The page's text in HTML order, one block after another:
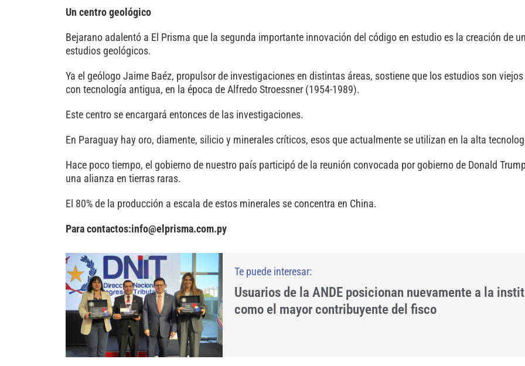
Un centro geológico
Bejarano adalentó a El Prisma que la segunda importante innovación del código en estudio es la creación de
estudios geológicos.
Ya el geólogo Jaime Baéz, propulsor de investigaciones en distintas áreas, sostiene que los estudios son
con tecnología antigua, en la época de Alfredo Stroessner (1954-1989).
Este centro se encargará entonces de las investigaciones.
En Paraguay hay oro, diamente, silicio y minerales críticos, esos que actualmente se utilizan en la alta
Hace poco tiempo, el gobierno de nuestro país participó de la reunión convocada por gobierno de Donald
una alianza en tierras raras.
El 80% de la producción a escala de estos minerales se concentra en China.
Para contactos:info@elprisma.com.py
Usuarios de la ANDE posicionan nuevamente a la
como el mayor contribuyente del fisco